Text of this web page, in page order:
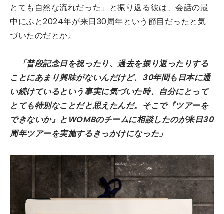
とても自然な流れだった」と振り返る彼は、会話の最
中にふと2024年が来日30周年という節目だったと気
づいたのだとか。
「普段記念日を祝ったり、過去を振り返ったりする
ことにあまり興味がないんだけど、30年間も日本に通
い続けているという事実に気づいた時、自分にとって
とても特別なことだと思えたんだ。そこで『ツアーを
できないか』とWOMBのチームに相談したのが来日30
周年ツアーを実施するきっかけになった」